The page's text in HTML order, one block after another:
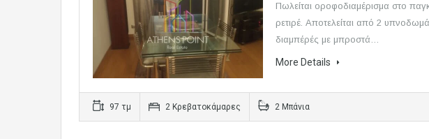
Πωλείται οροφοδιαμέρισμα στο
ρετιρέ. Αποτελείται από 2
διαμπέρές με μπροστά…
More Details
97 τμ 2 Κρεβατοκάμαρες 2 Μπάνια